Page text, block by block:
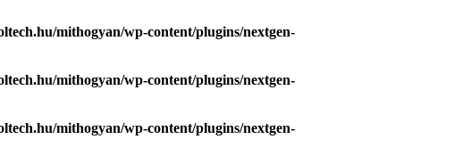
mithogyan/wp-content/plugins/nextgen-
mithogyan/wp-content/plugins/nextgen-
mithogyan/wp-content/plugins/nextgen-